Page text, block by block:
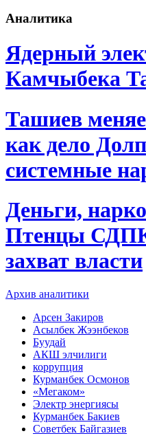
Аналитика
Ядерный
Камчыбека
Ташиев
как дело
системные
Деньги,
Птенцы
захват власти
Архив аналитики
Арсен Закиров
Асылбек Жээнбеков
Буудай
АКШ элчилиги
коррупция
Курманбек Осмонов
«Мегаком»
Электр энергиясы
Курманбек Бакиев
Советбек Байгазиев